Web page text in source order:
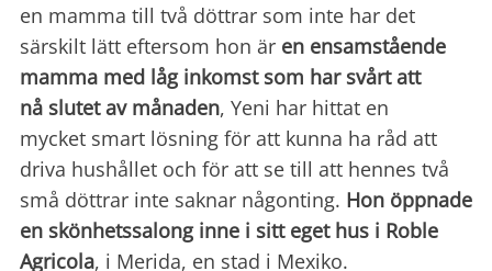
en mamma till två döttrar som inte har det
särskilt lätt eftersom hon är en ensamstående
mamma med låg inkomst som har svårt att
nå slutet av månaden, Yeni har hittat en
mycket smart lösning för att kunna ha råd att
driva hushållet och för att se till att hennes två
små döttrar inte saknar någonting. Hon öppnade
en skönhetssalong inne i sitt eget hus i Roble
Agricola, i Merida, en stad i Mexiko.